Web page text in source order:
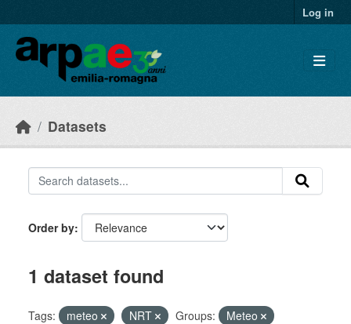
Log in
Datasets
Order by
1 dataset found
Tags: meteo NRT Groups:
Meteo